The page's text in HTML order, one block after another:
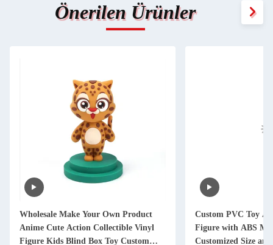
Önerilen Ürünler
Wholesale Make Your Own Product
Anime Cute Action Collectible Vinyl
Figure Kids Blind Box Toy Custom
Custom PVC Toy
Figure with ABS
Customized Size